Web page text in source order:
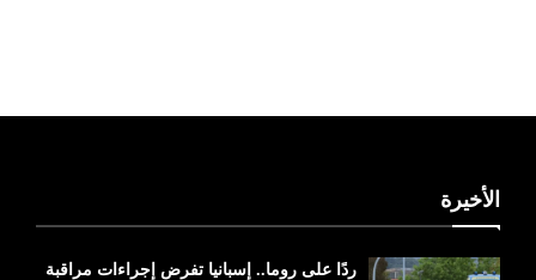
الأخيرة
ردًا على روما.. إسبانيا تفرض إجراءات مراقبة